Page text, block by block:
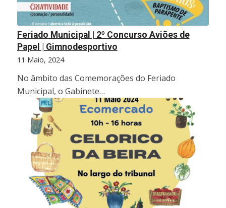
Feriado Municipal | 2º Concurso Aviões de
Papel | Gimnodesportivo
11 Maio, 2024
No âmbito das Comemorações do Feriado
Municipal, o Gabinete…